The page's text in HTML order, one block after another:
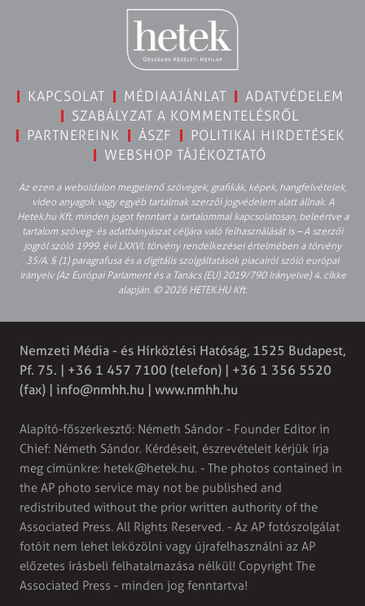
KAPCSOLAT MÉDIAAJÁNLAT
ADATVÉDELEM
SZABÁLYZAT A KOMMENTELÉSRŐL
PARTNEREINK
ÁSZF
POLITIKAI HIRDETÉSEK
WEBSHOP TÁJÉKOZTATÓ
Az ezen a weboldalon megjelenő szövegek, grafikák, képek, hangfelvételek,
video anyagok vagy egyéb tartalmak szerzői jogvédelem alatt állnak. A
Hetek.hu Kft. minden jogot fenntart a tartalommal kapcsolatosan, beleértve a
tartalom szöveg- és adatbányászat céljára való felhasználását is – A szerzői
jogról szóló 1999. évi LXXVI. törvény rendelkezései értelmében a törvény
35/A. § (1) paragrafusa és a digitális szolgáltatások piacairól szóló európai
irányelv (Az Európai Parlament és a Tanács (EU) 2019/790 Irányelve) 4. cikke
alapján. © 2026 HETEK.HU Kft.
Nemzeti Média - és Hírközlési Hatóság, 1525 Budapest,
Pf. 75. | +36 1 457 7100 (telefon) | +36 1 356 5520
(fax) | info@nmhh.hu | www.nmhh.hu
Alapító-főszerkesztő: Németh Sándor - Founder Editor in
Chief: Németh Sándor. Kérdéseit, észrevételeit kérjük írja
meg címünkre: hetek@hetek.hu. - The photos contained in
the AP photo service may not be published and
redistributed without the prior written authority of the
Associated Press. All Rights Reserved. - Az AP fotószolgálat
fotóit nem lehet leközölni vagy újrafelhasználni az AP
előzetes írásbeli felhatalmazása nélkül! Copyright The
Associated Press - minden jog fenntartva!